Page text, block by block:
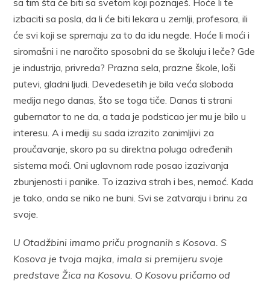
izbaciti sa posla, da li će biti lekara u zemlji, profesora, ili
će svi koji se spremaju za to da idu negde. Hoće li moći i
siromašni i ne naročito sposobni da se školuju i leče? Gde
je industrija, privreda? Prazna sela, prazne škole, loši
putevi, gladni ljudi. Devedesetih je bila veća sloboda
medija nego danas, što se toga tiče. Danas ti strani
gubernator to ne da, a tada je podsticao jer mu je bilo u
interesu. A i mediji su sada izrazito zanimljivi za
proučavanje, skoro pa su direktna poluga određenih
sistema moći. Oni uglavnom rade posao izazivanja
zbunjenosti i panike. To izaziva strah i bes, nemoć. Kada
je tako, onda se niko ne buni. Svi se zatvaraju i brinu za
svoje.
U Otadžbini imamo priču prognanih s Kosova. S
Kosova je tvoja majka, imala si premijeru svoje
predstave Žica na Kosovu. O Kosovu pričamo od